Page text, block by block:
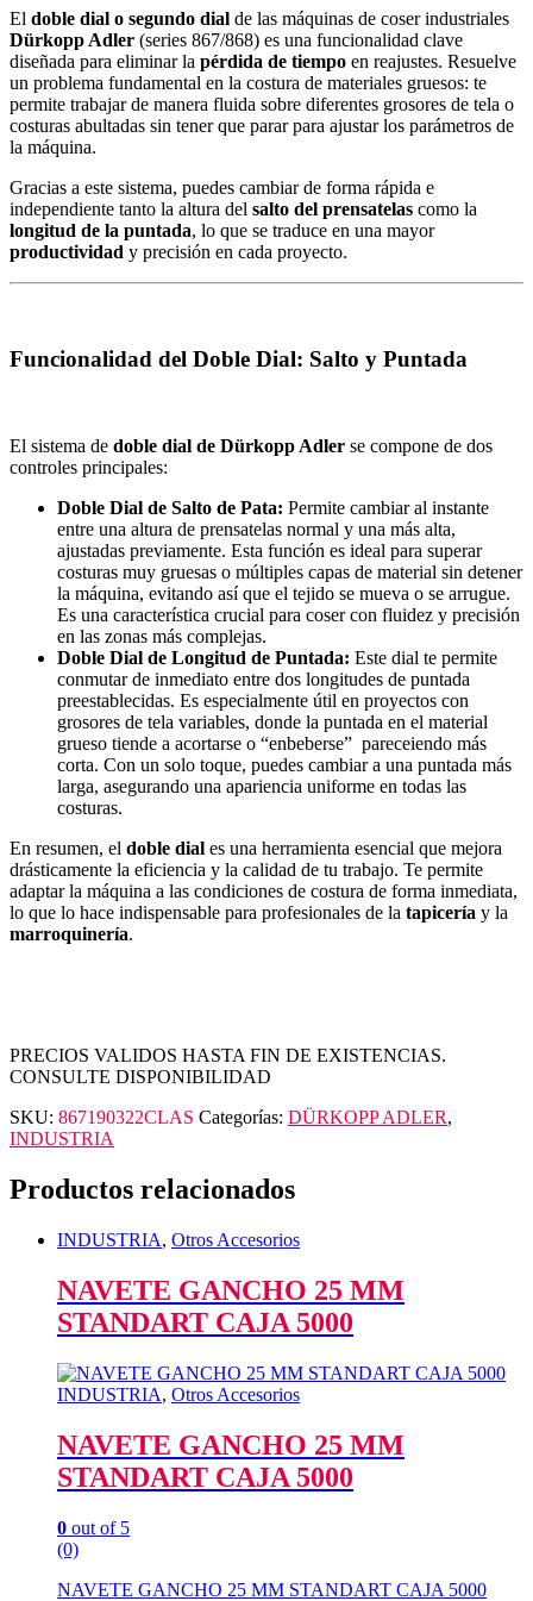
El doble dial o segundo dial de las máquinas de coser industriales
Dürkopp Adler (series 867/868) es una funcionalidad clave
diseñada para eliminar la pérdida de tiempo en reajustes. Resuelve
un problema fundamental en la costura de materiales gruesos: te
permite trabajar de manera fluida sobre diferentes grosores de tela o
costuras abultadas sin tener que parar para ajustar los parámetros de
la máquina.
Gracias a este sistema, puedes cambiar de forma rápida e
independiente tanto la altura del salto del prensatelas como la
longitud de la puntada, lo que se traduce en una mayor
productividad y precisión en cada proyecto.
Funcionalidad del Doble Dial: Salto y Puntada
El sistema de doble dial de Dürkopp Adler se compone de dos
controles principales:
Doble Dial de Salto de Pata: Permite cambiar al instante
entre una altura de prensatelas normal y una más alta,
ajustadas previamente. Esta función es ideal para superar
costuras muy gruesas o múltiples capas de material sin detener
la máquina, evitando así que el tejido se mueva o se arrugue.
Es una característica crucial para coser con fluidez y precisión
en las zonas más complejas.
Doble Dial de Longitud de Puntada: Este dial te permite
conmutar de inmediato entre dos longitudes de puntada
preestablecidas. Es especialmente útil en proyectos con
grosores de tela variables, donde la puntada en el material
grueso tiende a acortarse o “enbeberse” pareceiendo más
corta. Con un solo toque, puedes cambiar a una puntada más
larga, asegurando una apariencia uniforme en todas las
costuras.
En resumen, el doble dial es una herramienta esencial que mejora
drásticamente la eficiencia y la calidad de tu trabajo. Te permite
adaptar la máquina a las condiciones de costura de forma inmediata,
lo que lo hace indispensable para profesionales de la tapicería y la
marroquinería.
PRECIOS VALIDOS HASTA FIN DE EXISTENCIAS.
CONSULTE DISPONIBILIDAD
SKU: 867190322CLAS Categorías: DÜRKOPP ADLER,
INDUSTRIA
Productos relacionados
INDUSTRIA, Otros Accesorios
NAVETE GANCHO 25 MM
STANDART CAJA 5000
INDUSTRIA, Otros Accesorios
NAVETE GANCHO 25 MM
STANDART CAJA 5000
0 out of 5
(0)
NAVETE GANCHO 25 MM STANDART CAJA 5000